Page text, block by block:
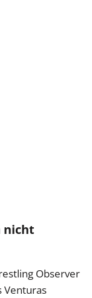
nicht
Observer
Venturas